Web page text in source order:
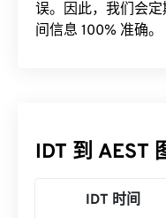
误。因此，我们会
间信息 100% 准确。
IDT 到 AEST
IDT 时间